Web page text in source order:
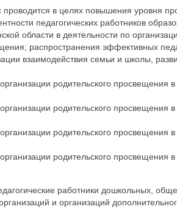
проводится в целях повышения уровня
педагогических работников
области в деятельности по
распространения эффективных
взаимодействия семьи и школы,
родительского просвещения
родительского просвещения
родительского просвещения в
родительского просвещения
работники дошкольных,
и организаций